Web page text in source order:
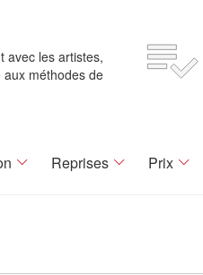
avec les artistes,
méthodes de
Reprises Prix